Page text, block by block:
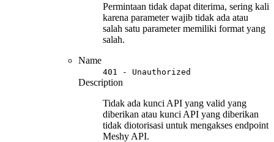
Permintaan tidak dapat diterima, sering kali
karena parameter wajib tidak ada atau
salah satu parameter memiliki format yang
salah.
Name
401 - Unauthorized
Description
Tidak ada kunci API yang valid yang
diberikan atau kunci API yang diberikan
tidak diotorisasi untuk mengakses endpoint
Meshy API.